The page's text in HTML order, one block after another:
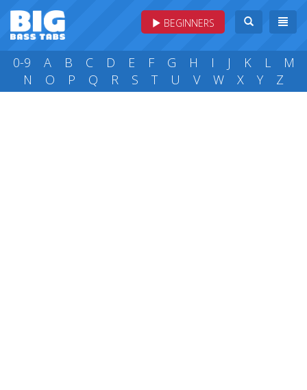
BEGINNERS
0-9 A B C D E F G H I J K L
M
N
O P Q R S T U V W X Y Z